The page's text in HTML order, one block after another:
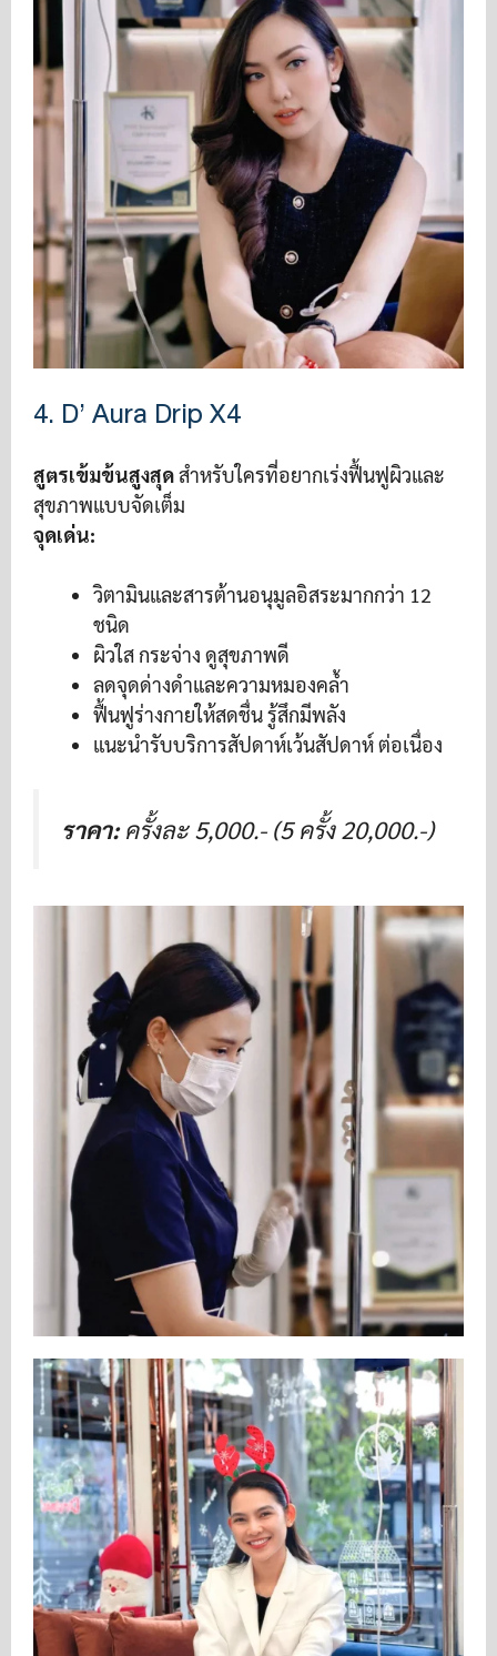
4. D’ Aura Drip X4
สูตรเข้มข้นสูงสุดสำหรับใครที่อยากเร่งฟื้นฟูผิวและ
สุขภาพแบบจัดเต็ม
จุดเด่น:
วิตามินและสารต้านอนุมูลอิสระมากกว่า 12
ชนิด
ผิวใส กระจ่าง ดูสุขภาพดี
ลดจุดด่างดำและความหมองคล้ำ
ฟื้นฟูร่างกายให้สดชื่น รู้สึกมีพลัง
แนะนำรับบริการสัปดาห์เว้นสัปดาห์ ต่อเนื่อง
ราคา:ครั้งละ 5,000.- (5 ครั้ง 20,000.-)